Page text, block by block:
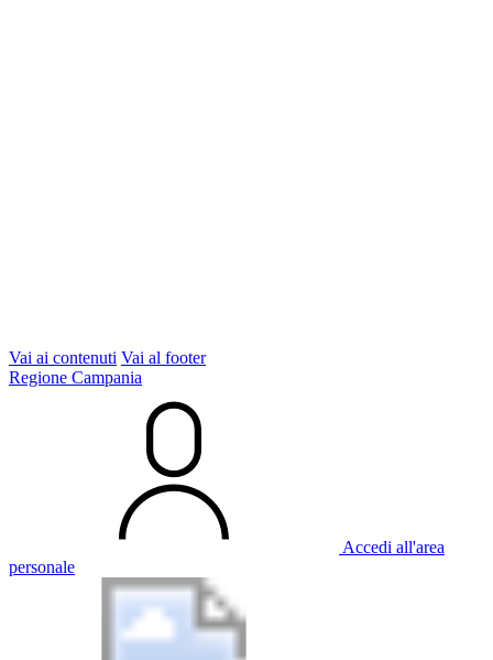
Vai ai contenuti Vai al footer
Regione Campania
Accedi all'area
personale